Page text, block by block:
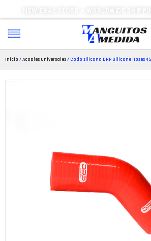
NEW EBAY STORE – WORLDWIDE
Inicio /Acoples universales/ Codo silicona DRP Silicone Hoses